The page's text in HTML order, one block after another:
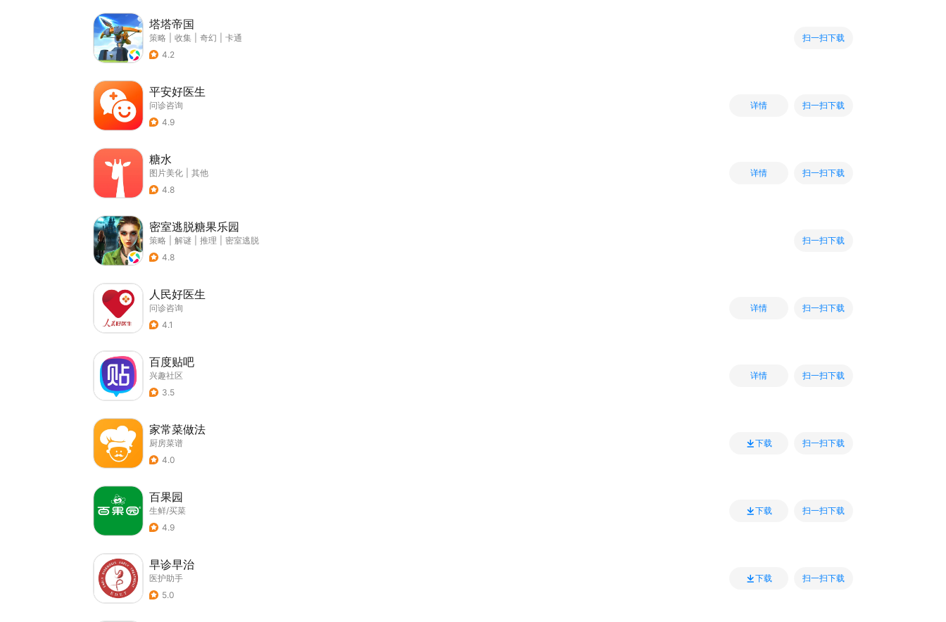
塔塔帝国
策略 收集 奇幻
卡通
4.2
扫一扫下载
平安好医生
问诊咨询
4.9
详情 扫一扫下载
糖水
图片美化
其他
4.8
详情 扫一扫下载
密室逃脱糖果乐园
策略 解谜 推理
密室逃脱
4.8
扫一扫下载
人民好医生
问诊咨询
4.1
详情 扫一扫下载
百度贴吧
兴趣社区
3.5
详情 扫一扫下载
家常菜做法
厨房菜谱
4.0
下载 扫一扫下载
百果园
生鲜/买菜
4.9
下载 扫一扫下载
早诊早治
医护助手
5.0
下载 扫一扫下载